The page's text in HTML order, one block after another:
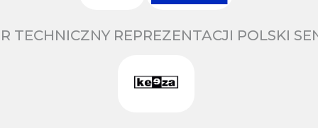
TECHNICZNY REPREZENTACJI POLSKI